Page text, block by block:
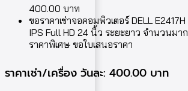
400.00 บาท
ขอราคาเช่าจอคอมพิวเตอร์ DELL E2417H
IPS Full HD 24 นิ้ว ระยะยาว จำนวนมาก
ราคาพิเศษ ขอใบเสนอราคา
ราคาเช่า/เครื่อง วันละ: 400.00 บาท